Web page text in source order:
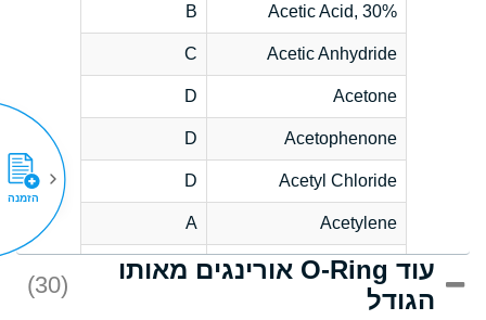
Acetic Acid, 30%
B
Acetic Anhydride
C
Acetone
D
Acetophenone
D
Acetyl Chloride
D
Acetylene
A
Acrlylonitrile
D
Adipic Acid
עוד O-Ring אורינגים מאותו
הגודל
(30)
הזמנה